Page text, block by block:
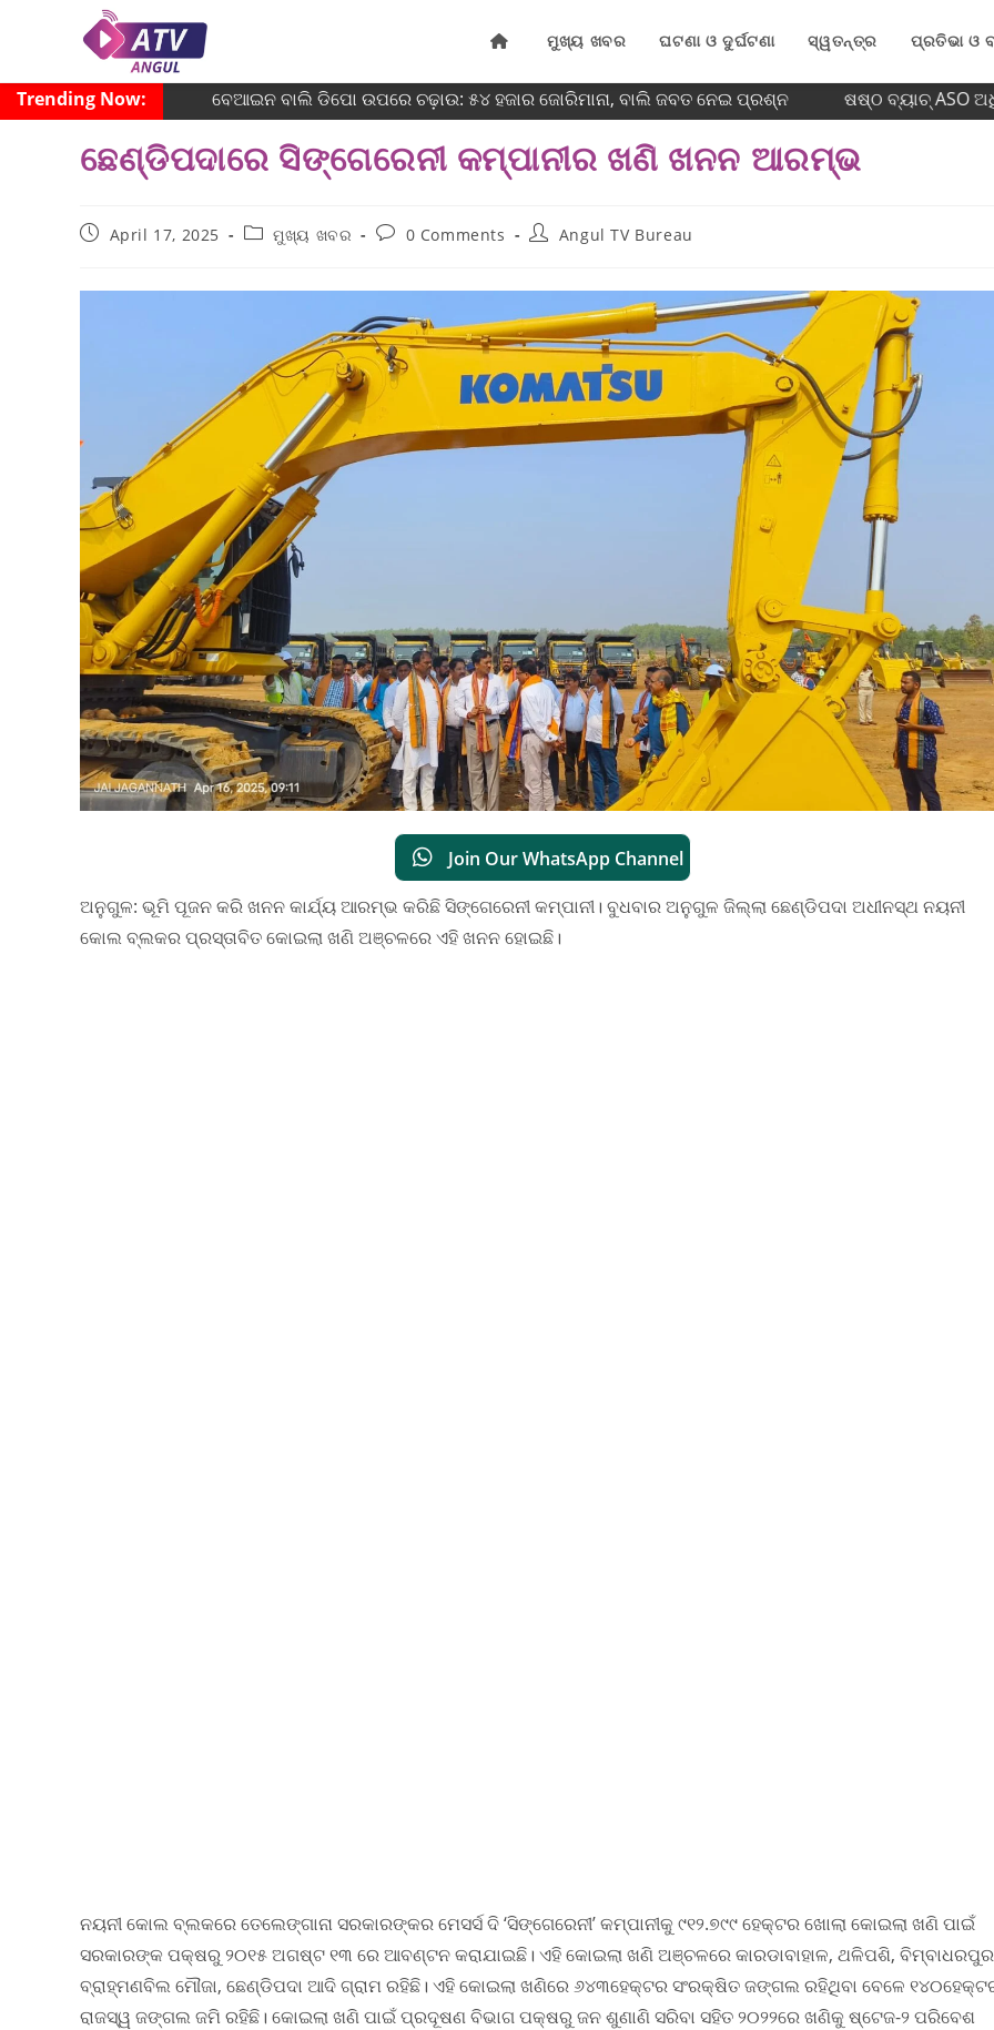
ମୁଖ୍ୟ ଖବର ଘଟଣା ଓ ଦୁର୍ଘଟଣା ସ୍ୱତନ୍ତ୍ର ପ୍ରତିଭା ଓ
Trending Now: ବେଆଇନ ବାଲି ଡିପୋ ଉପରେ ଚଢ଼ାଉ: ୫୪ ହଜାର ଜୋରିମାନା, ବାଲି ଜବତ ନେଇ ପ୍ରଶ୍ନ ଷଷ୍ଠ ବ୍ୟାଚ୍‌ ASO
ଛେଣ୍ଡିପଦାରେ ସିଙ୍ଗେରେନୀ କମ୍ପାନୀର ଖଣି ଖନନ ଆରମ୍ଭ
April 17, 2025 ମୁଖ୍ୟ ଖବର 0 Comments Angul TV Bureau
Join Our WhatsApp Channel
ଅନୁଗୁଳ: ଭୂମି ପୂଜନ କରି ଖନନ କାର୍ଯ୍ୟ ଆରମ୍ଭ କରିଛି ସିଙ୍ଗେରେନୀ କମ୍ପାନୀ। ବୁଧବାର ଅନୁଗୁଳ ଜିଲ୍ଲା ଛେଣ୍ଡିପଦା ଅଧୀନସ୍ଥ ନୟନୀ
କୋଲ ବ୍ଲକର ପ୍ରସ୍ତାବିତ କୋଇଲା ଖଣି ଅଞ୍ଚଳରେ ଏହି ଖନନ ହୋଇଛି।
ନୟନୀ କୋଲ ବ୍ଲକରେ ତେଲେଙ୍ଗାନା ସରକାରଙ୍କର ମେସର୍ସ ଦି ‘ସିଙ୍ଗେରେନୀ’ କମ୍ପାନୀକୁ ୯୧୨.୭୯୯ ହେକ୍ଟର ଖୋଲା କୋଇଲା ଖଣି ପାଇଁ
ସରକାରଙ୍କ ପକ୍ଷରୁ ୨୦୧୫ ଅଗଷ୍ଟ ୧୩ ରେ ଆବଣ୍ଟନ କରାଯାଇଛି। ଏହି କୋଇଲା ଖଣି ଅଞ୍ଚଳରେ କାରଡାବାହାଳ, ଥଳିପଶି,
ବ୍ରାହ୍ମଣବିଲ ମୌଜା, ଛେଣ୍ଡିପଦା ଆଦି ଗ୍ରାମ ରହିଛି। ଏହି କୋଇଲା ଖଣିରେ ୬୪୩ହେକ୍ଟର ସଂରକ୍ଷିତ ଜଙ୍ଗଲ ରହିଥିବା ବେଳେ
ରାଜସ୍ୱ ଜଙ୍ଗଲ ଜମି ରହିଛି। କୋଇଲା ଖଣି ପାଇଁ ପ୍ରଦୂଷଣ ବିଭାଗ ପକ୍ଷରୁ ଜନ ଶୁଣାଣି ସରିବା ସହିତ ୨୦୨୨ରେ ଖଣିକୁ ଷ୍ଟେଜ-୨ ପରିବେଶ